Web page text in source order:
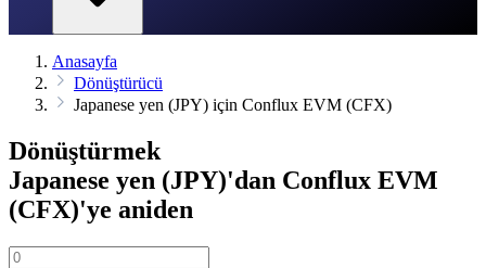
Anasayfa
Dönüştürücü
Japanese yen (JPY) için Conflux EVM (CFX)
Dönüştürmek
Japanese yen (JPY)'dan Conflux EVM
(CFX)'ye aniden